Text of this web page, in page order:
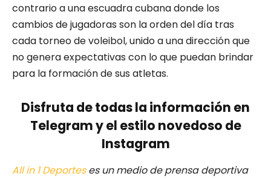
contrario a una escuadra cubana donde los
cambios de jugadoras son la orden del día tras
cada torneo de voleibol, unido a una dirección que
no genera expectativas con lo que puedan brindar
para la formación de sus atletas.
Disfruta de todas la información en
Telegram y el estilo novedoso de
Instagram
All in 1 Deporteses un medio de prensa deportiva